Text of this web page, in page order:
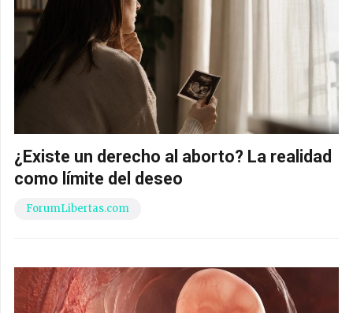
¿Existe un derecho al aborto? La realidad
como límite del deseo
ForumLibertas.com